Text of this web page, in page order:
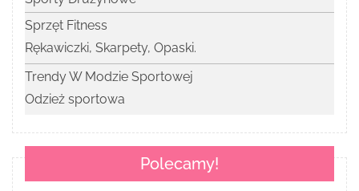
Sprzęt Fitness
Rękawiczki, Skarpety, Opaski.
Trendy W Modzie Sportowej
Odzież sportowa
Polecamy!